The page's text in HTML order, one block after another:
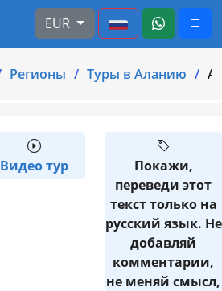
EUR
Регионы Туры в Аланию
Видео тур
Покажи,
переведи этот
текст только на
русский язык. Не
добавляй
комментарии,
не меняй смысл,